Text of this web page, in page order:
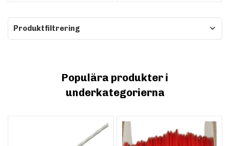
Produktfiltrering
Populära produkter i
underkategorierna